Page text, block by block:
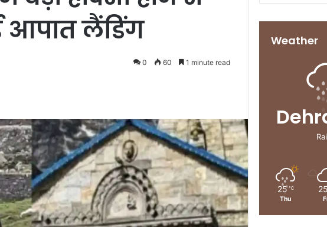
आपात लैंडिंग
0 60 1 minute read
Weather
25 ℃
Thu
25